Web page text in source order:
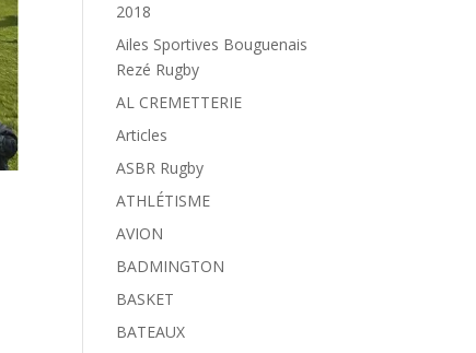
2018
Ailes Sportives Bouguenais
Rezé Rugby
AL CREMETTERIE
Articles
ASBR Rugby
ATHLÉTISME
AVION
BADMINGTON
BASKET
BATEAUX